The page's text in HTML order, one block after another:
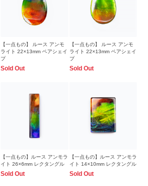
【一点もの】 ルース アンモ
ライト 22×13mm ペアシェイ
プ
Sold Out
【一点もの】 ルース アンモ
ライト 22×13mm ペアシェイ
プ
Sold Out
【一点もの】ルース アンモラ
イト 26×6mm レクタングル
Sold Out
【一点もの】ルース アンモラ
イト 14×10mm レクタングル
Sold Out